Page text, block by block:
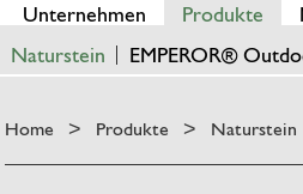
Unternehmen
Produkte
Naturstein
EMPEROR®
Home > Produkte > Naturstein